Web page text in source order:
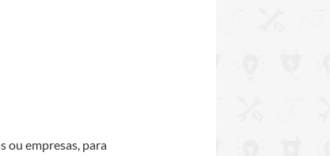
ou empresas, para